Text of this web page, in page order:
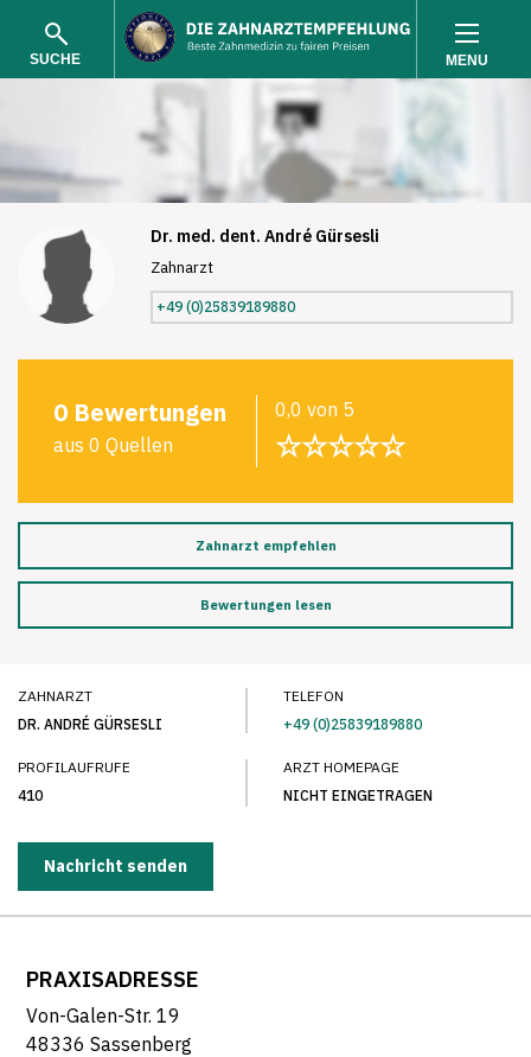
SUCHE
SUCHEN
MENU
Dr. med. dent. André Gürsesli
Zahnarzt
+49 (0)25839189880
0 Bewertungen
aus 0 Quellen
0,0 von 5
☆☆☆☆☆
Zahnarzt empfehlen
Bewertungen lesen
ZAHNARZT
DR. ANDRÉ GÜRSESLI
TELEFON
+49 (0)25839189880
PROFILAUFRUFE
410
ARZT HOMEPAGE
NICHT EINGETRAGEN
Nachricht senden
PRAXISADRESSE
Von-Galen-Str. 19
48336 Sassenberg